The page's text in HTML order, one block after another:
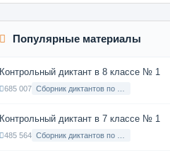
Популярные материалы
Контрольный диктант в 8 классе № 1
685 007
Контрольный диктант в 7 классе № 1
485 564